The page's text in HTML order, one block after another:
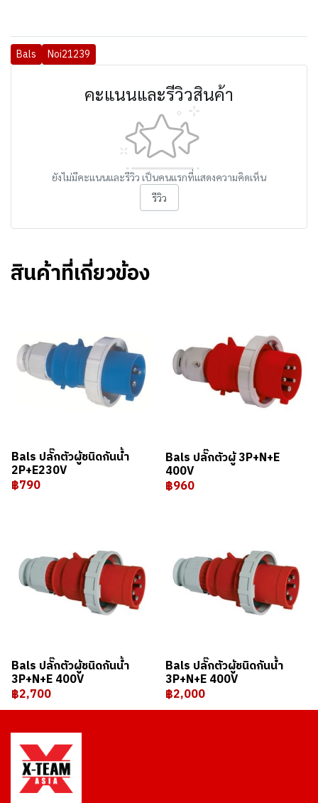
Bals Noi21239
คะแนนและรีวิวสินค้า
ยังไม่มีคะแนนและรีวิว เป็นคนแรกที่แสดงความคิดเห็น
รีวิว
สินค้าที่เกี่ยวข้อง
Bals ปลั๊กตัวผู้ชนิดกันน้ำ
2P+E230V
฿790
Bals ปลั๊กตัวผู้ 3P+N+E
400V
฿960
Bals ปลั๊กตัวผู้ชนิดกันน้ำ
3P+N+E 400V
฿2,700
Bals ปลั๊กตัวผู้ชนิดกันน้ำ
3P+N+E 400V
฿2,000